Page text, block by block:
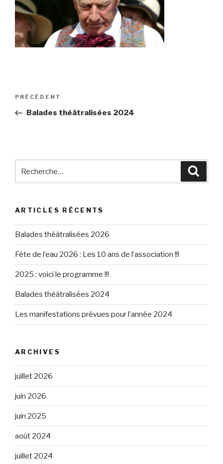
Navigation
l’article
Article
précédent
PRÉCÉDENT
Balades théâtralisées 2024
ARTICLES RÉCENTS
Balades théâtralisées 2026
Fête de l’eau 2026 : Les 10 ans de l’association !!!
2025 : voici le programme !!!
Balades théâtralisées 2024
Les manifestations prévues pour l’année 2024
ARCHIVES
juillet 2026
juin 2026
juin 2025
août 2024
juillet 2024